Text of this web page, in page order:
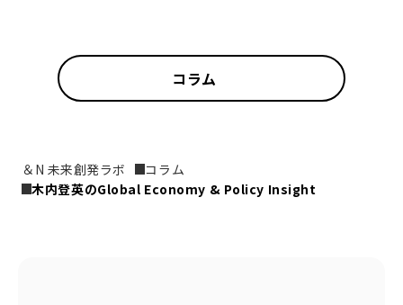
コラム
＆N 未来創発ラボ
コラム
木内登英のGlobal Economy & Policy Insight